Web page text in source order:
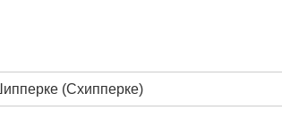
(Схипперке)